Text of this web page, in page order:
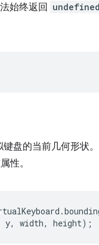
始终返回 undefined
键盘的当前几何形状
性。
.
y, width, height);